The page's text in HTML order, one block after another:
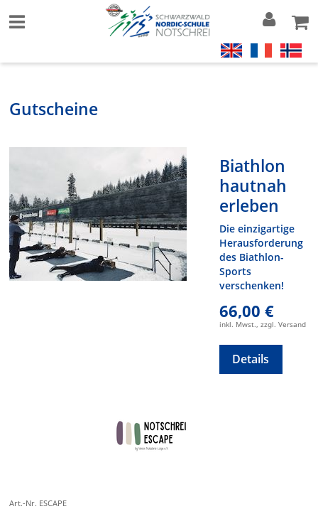
Gutscheine
Biathlon
hautnah
erleben
Die einzigartige
Herausforderung
des Biathlon-
Sports
verschenken!
66,00 €
inkl. Mwst., zzgl. Versand
Details
Art.-Nr. ESCAPE